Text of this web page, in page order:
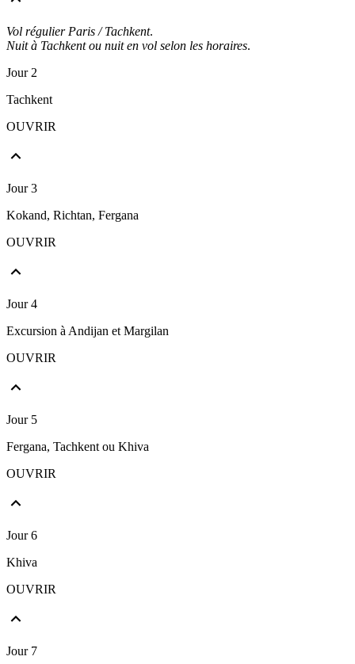
Vol régulier Paris / Tachkent.
Nuit à Tachkent ou nuit en vol selon les horaires.
Jour 2
Tachkent
OUVRIR
Jour 3
Kokand, Richtan, Fergana
OUVRIR
Jour 4
Excursion à Andijan et Margilan
OUVRIR
Jour 5
Fergana, Tachkent ou Khiva
OUVRIR
Jour 6
Khiva
OUVRIR
Jour 7